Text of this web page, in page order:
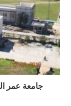
جامعة عمر